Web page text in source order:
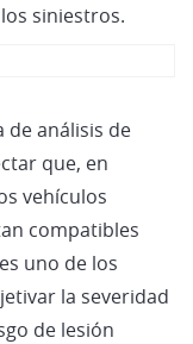
siniestros.
de análisis de
que, en
vehículos
compatibles
uno de los
la severidad
de lesión